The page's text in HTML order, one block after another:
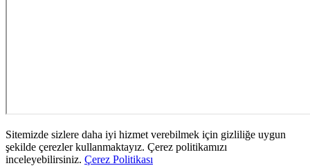
Sitemizde sizlere daha iyi hizmet verebilmek için gizliliğe uygun
şekilde çerezler kullanmaktayız. Çerez politikamızı
inceleyebilirsiniz. Çerez Politikası